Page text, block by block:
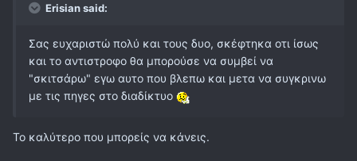
Erisian said:
Σας ευχαριστώ πολύ και τους δυο, σκέφτηκα οτι ίσως
και το αντιστροφο θα μπορούσε να συμβεί να
"σκιτσάρω" εγω αυτο που βλεπω και μετα να συγκρινω
με τις πηγες στο διαδίκτυο
Το καλύτερο που μπορείς να κάνεις.